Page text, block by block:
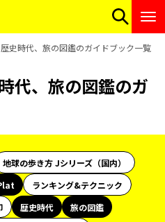
史時代、旅の図鑑のガイドブック一覧
代、旅の図鑑のガ
地球の歩き方 Jシリーズ（国内）
ランキング&テクニック
歴史時代
旅の図鑑